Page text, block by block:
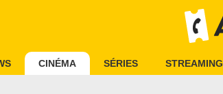
CINÉMA SÉRIES STREAMING